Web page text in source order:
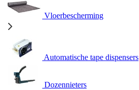
Vloerbescherming
Automatische tape dispensers
Dozennieters